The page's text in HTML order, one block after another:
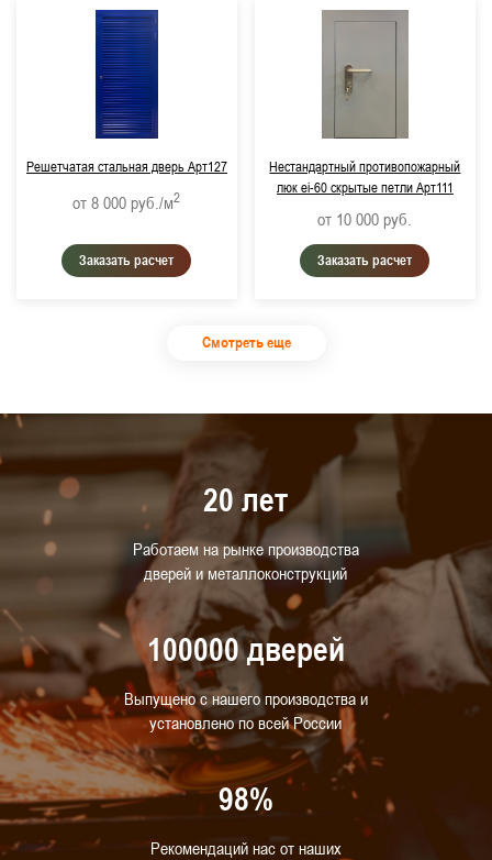
Решетчатая стальная дверь Арт127
от 8 000 руб./м2
Заказать расчет
Нестандартный противопожарный
люк ei-60 скрытые петли Арт111
от 10 000 руб.
Заказать расчет
Смотреть еще
20 лет
Работаем на рынке производства
дверей и металлоконструкций
100000 дверей
Выпущено с нашего производства и
установлено по всей России
98%
Рекомендаций нас от наших